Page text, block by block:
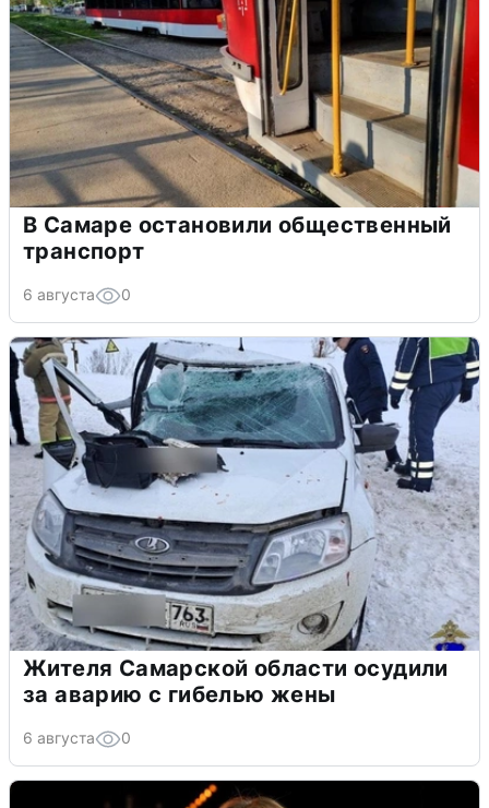
В Самаре остановили общественный
транспорт
6 августа 0
Жителя Самарской области осудили
за аварию с гибелью жены
6 августа 0